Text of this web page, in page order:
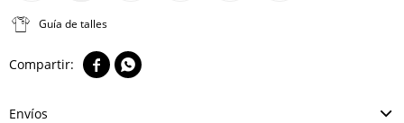
Guía de talles
 
Envíos